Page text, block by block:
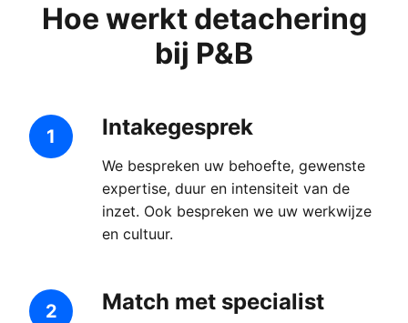
Hoe werkt detachering
bij P&B
1 Intakegesprek
We bespreken uw behoefte, gewenste
expertise, duur en intensiteit van de
inzet. Ook bespreken we uw werkwijze
en cultuur.
2 Match met specialist